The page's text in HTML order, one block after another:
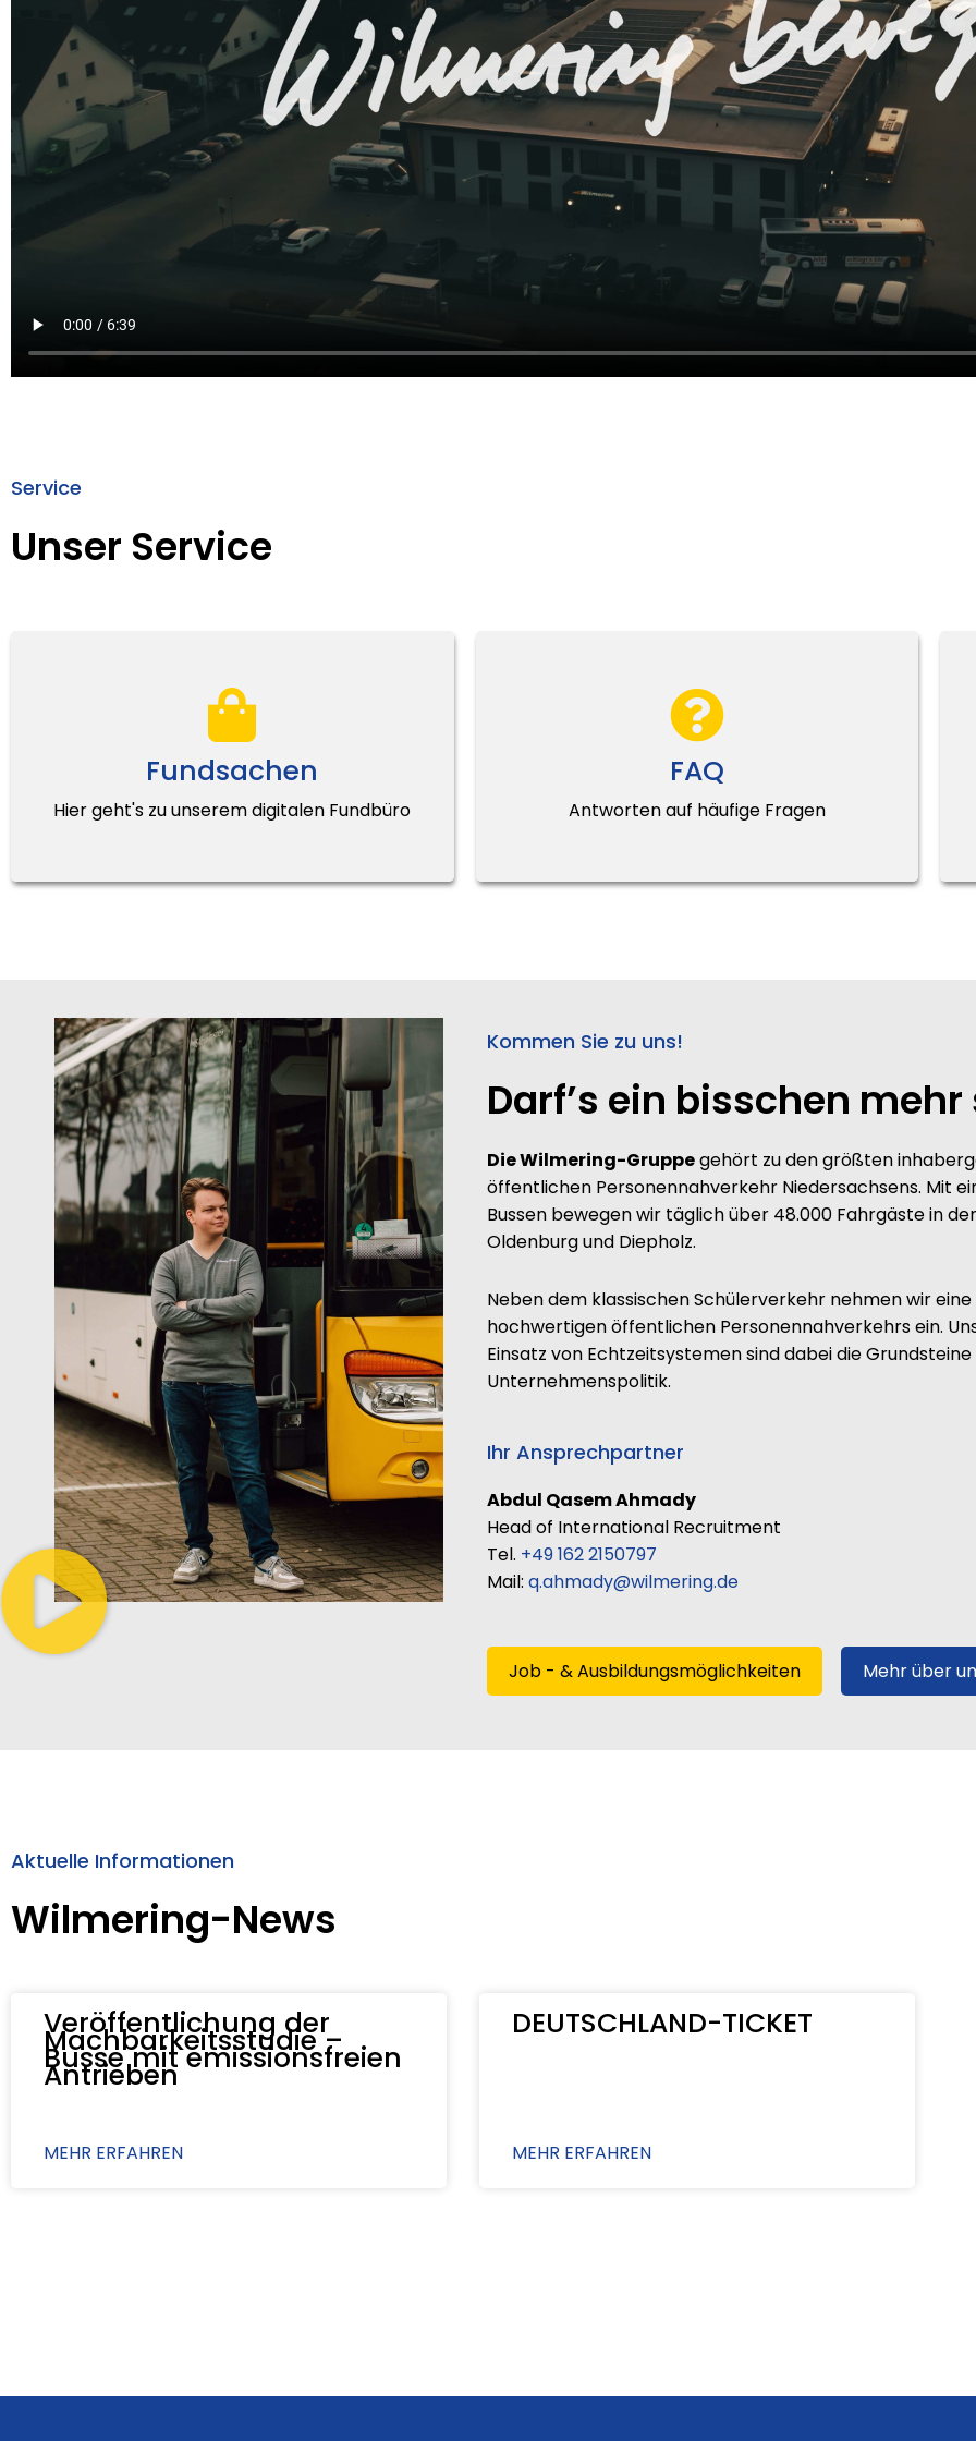
Service
Unser Service
Fundsachen
Hier geht's zu unserem digitalen Fundbüro
FAQ
Antworten auf häufige Fragen
Kommen Sie zu uns!
Darf’s ein bisschen mehr
Die Wilmering-Gruppegehört zu den größten
öffentlichen Personennahverkehr Niedersachsens. Mit
Bussen bewegen wir täglich über 48.000 Fahrgäste in
Oldenburg und Diepholz.
Neben dem klassischen Schülerverkehr nehmen wir
hochwertigen öffentlichen Personennahverkehrs ein.
Einsatz von Echtzeitsystemen sind dabei die
Unternehmenspolitik.
Ihr Ansprechpartner
Abdul Qasem Ahmady
Head of International Recruitment
Tel. +49 162 2150797
Mail: q.ahmady@wilmering.de
Job - & Ausbildungsmöglichkeiten Mehr über
Aktuelle Informationen
Wilmering-News
Veröffentlichung der
Machbarkeitsstudie –
Busse mit emissionsfreien
Antrieben
MEHR ERFAHREN
DEUTSCHLAND-TICKET
MEHR ERFAHREN